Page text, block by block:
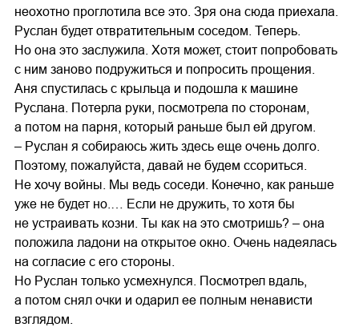
неохотно проглотила все это. Зря она сюда приехала.
Руслан будет отвратительным соседом. Теперь.
Но она это заслужила. Хотя может, стоит попробовать
с ним заново подружиться и попросить прощения.
Аня спустилась с крыльца и подошла к машине
Руслана. Потерла руки, посмотрела по сторонам,
а потом на парня, который раньше был ей другом.
– Руслан я собираюсь жить здесь еще очень долго.
Поэтому, пожалуйста, давай не будем ссориться.
Не хочу войны. Мы ведь соседи. Конечно, как раньше
уже не будет но.… Если не дружить, то хотя бы
не устраивать козни. Ты как на это смотришь? – она
положила ладони на открытое окно. Очень надеялась
на согласие с его стороны.
Но Руслан только усмехнулся. Посмотрел вдаль,
а потом снял очки и одарил ее полным ненависти
взглядом.